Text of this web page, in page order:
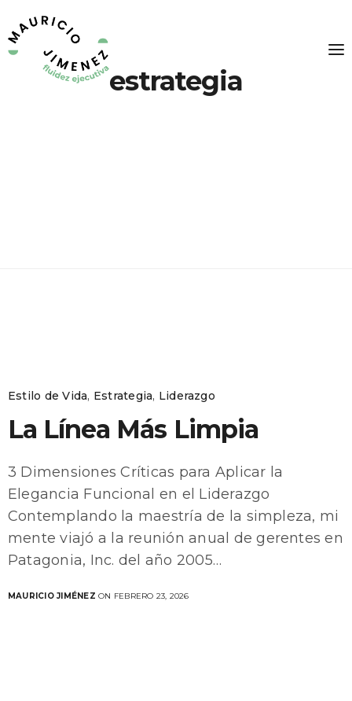
estrategia
Estilo de Vida, Estrategia, Liderazgo
La Línea Más Limpia
3 Dimensiones Críticas para Aplicar la
Elegancia Funcional en el Liderazgo
Contemplando la maestría de la simpleza, mi
mente viajó a la reunión anual de gerentes en
Patagonia, Inc. del año 2005…
MAURICIO JIMÉNEZ ON FEBRERO 23, 2026